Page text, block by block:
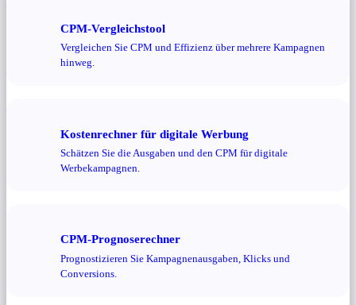
CPM-Vergleichstool
Vergleichen Sie CPM und Effizienz über mehrere Kampagnen
hinweg.
Kostenrechner für digitale Werbung
Schätzen Sie die Ausgaben und den CPM für digitale
Werbekampagnen.
CPM-Prognoserechner
Prognostizieren Sie Kampagnenausgaben, Klicks und
Conversions.